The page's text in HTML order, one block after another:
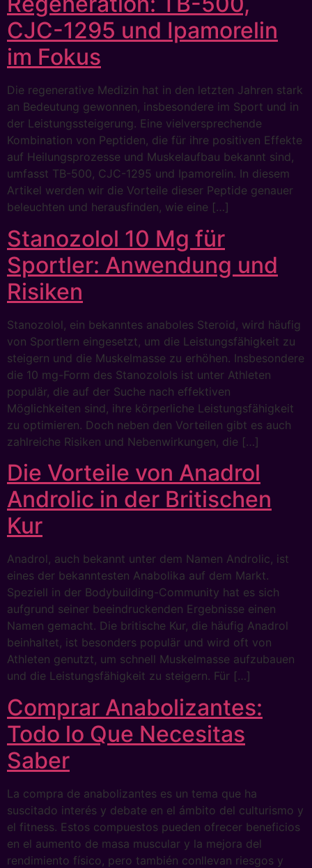
CJC-1295 und Ipamorelin
im Fokus
Die regenerative Medizin hat in den letzten Jahren stark
an Bedeutung gewonnen, insbesondere im Sport und in
der Leistungssteigerung. Eine vielversprechende
Kombination von Peptiden, die für ihre positiven Effekte
auf Heilungsprozesse und Muskelaufbau bekannt sind,
umfasst TB-500, CJC-1295 und Ipamorelin. In diesem
Artikel werden wir die Vorteile dieser Peptide genauer
beleuchten und herausfinden, wie eine […]
Stanozolol 10 Mg für
Sportler: Anwendung und
Risiken
Stanozolol, ein bekanntes anaboles Steroid, wird häufig
von Sportlern eingesetzt, um die Leistungsfähigkeit zu
steigern und die Muskelmasse zu erhöhen. Insbesondere
die 10 mg-Form des Stanozolols ist unter Athleten
populär, die auf der Suche nach effektiven
Möglichkeiten sind, ihre körperliche Leistungsfähigkeit
zu optimieren. Doch neben den Vorteilen gibt es auch
zahlreiche Risiken und Nebenwirkungen, die […]
Die Vorteile von Anadrol
Androlic in der Britischen
Kur
Anadrol, auch bekannt unter dem Namen Androlic, ist
eines der bekanntesten Anabolika auf dem Markt.
Speziell in der Bodybuilding-Community hat es sich
aufgrund seiner beeindruckenden Ergebnisse einen
Namen gemacht. Die britische Kur, die häufig Anadrol
beinhaltet, ist besonders populär und wird oft von
Athleten genutzt, um schnell Muskelmasse aufzubauen
und die Leistungsfähigkeit zu steigern. Für […]
Comprar Anabolizantes:
Todo lo Que Necesitas
Saber
La compra de anabolizantes es un tema que ha
suscitado interés y debate en el ámbito del culturismo y
el fitness. Estos compuestos pueden ofrecer beneficios
en el aumento de masa muscular y la mejora del
rendimiento físico, pero también conllevan riesgos y